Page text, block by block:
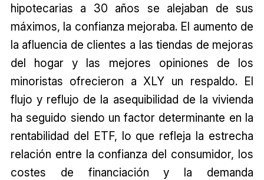
hipotecarias a 30 años se alejaban de sus
máximos, la confianza mejoraba. El aumento de
la afluencia de clientes a las tiendas de mejoras
del hogar y las mejores opiniones de los
minoristas ofrecieron a XLY un respaldo. El
flujo y reflujo de la asequibilidad de la vivienda
ha seguido siendo un factor determinante en la
rentabilidad del ETF, lo que refleja la estrecha
relación entre la confianza del consumidor, los
costes de financiación y la demanda